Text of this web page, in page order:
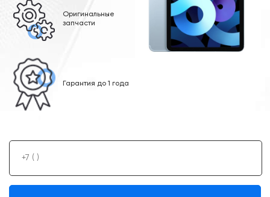
Оригинальные
запчасти
Гарантия до 1 года